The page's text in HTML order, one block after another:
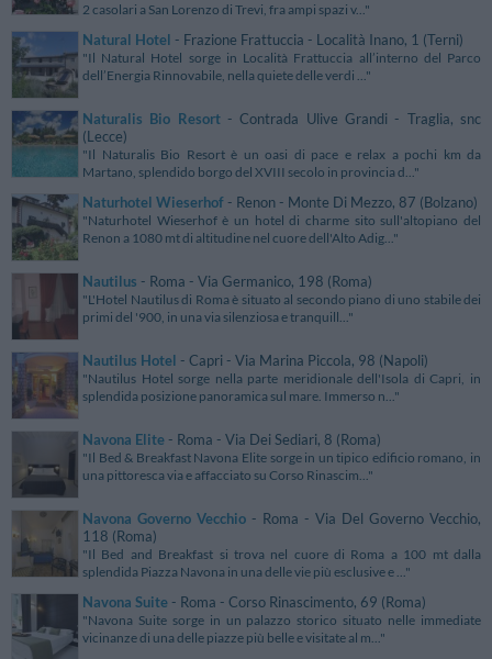
2 casolari a San Lorenzo di Trevi, fra ampi spazi v..."
Natural Hotel - Frazione Frattuccia - Località Inano, 1 (Terni)
"Il Natural Hotel sorge in Località Frattuccia all’interno del Parco
dell’Energia Rinnovabile, nella quiete delle verdi ..."
Naturalis Bio Resort- Contrada Ulive Grandi - Traglia, snc
(Lecce)
"Il Naturalis Bio Resort è un oasi di pace e relax a pochi km da
Martano, splendido borgo del XVIII secolo in provincia d..."
Naturhotel Wieserhof - Renon - Monte Di Mezzo, 87 (Bolzano)
"Naturhotel Wieserhof è un hotel di charme sito sull'altopiano del
Renon a 1080 mt di altitudine nel cuore dell'Alto Adig..."
Nautilus - Roma - Via Germanico, 198 (Roma)
"L'Hotel Nautilus di Roma è situato al secondo piano di uno stabile dei
primi del '900, in una via silenziosa e tranquill..."
Nautilus Hotel - Capri - Via Marina Piccola, 98 (Napoli)
"Nautilus Hotel sorge nella parte meridionale dell'Isola di Capri, in
splendida posizione panoramica sul mare. Immerso n..."
Navona Elite - Roma - Via Dei Sediari, 8 (Roma)
"Il Bed & Breakfast Navona Elite sorge in un tipico edificio romano, in
una pittoresca via e affacciato su Corso Rinascim..."
Navona Governo Vecchio - Roma - Via Del Governo Vecchio,
118 (Roma)
"Il Bed and Breakfast si trova nel cuore di Roma a 100 mt dalla
splendida Piazza Navona in una delle vie più esclusive e ..."
Navona Suite - Roma - Corso Rinascimento, 69 (Roma)
"Navona Suite sorge in un palazzo storico situato nelle immediate
vicinanze di una delle piazze più belle e visitate al m..."